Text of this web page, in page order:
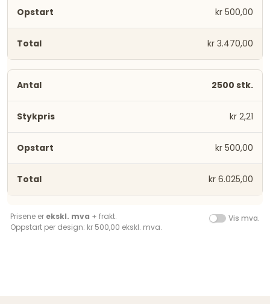
kr 500,00
kr 3.470,00
2500 stk.
kr 2,21
kr 500,00
kr 6.025,00
Prisene er ekskl. mva + frakt.
Oppstart per design: kr 500,00 ekskl. mva.
Vis mva.